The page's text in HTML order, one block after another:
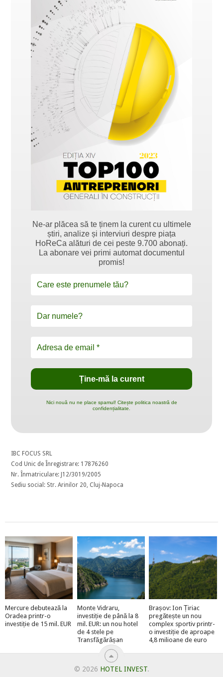
Ne-ar plăcea să te ținem la curent cu ultimele
știri, analize și interviuri despre piața
HoReCa alături de cei peste 9.700 abonați.
La abonare vei primi automat documentul
promis!
Nici nouă nu ne place spamul! Citește politica noastră de
confidențialitate.
IBC FOCUS SRL
Cod Unic de Înregistrare: 17876260
Nr. Înmatriculare: J12/3019/2005
Sediu social: Str. Arinilor 20, Cluj-Napoca
Mercure debutează la
Oradea printr-o
investiție de 15 mil. EUR
Monte Vidraru,
investiție de până la 8
mil. EUR: un nou hotel
de 4 stele pe
Transfăgărășan
Brașov: Ion Țiriac
pregătește un nou
complex sportiv printr-
o investiție de aproape
4,8 milioane de euro
© 2026 HOTEL INVEST.